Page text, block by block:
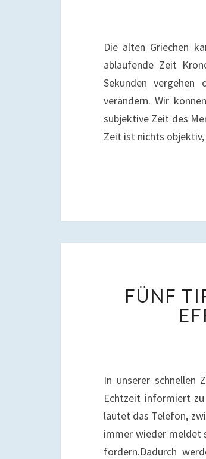
Die alten Griechen
ablaufende Zeit
Sekunden
verändern. Wir
subjektive Zeit des
Zeit ist nichts
FÜNF
In unserer schnellen
Echtzeit informiert
läutet das Telefon,
immer wieder meldet
fordern.Dadurch